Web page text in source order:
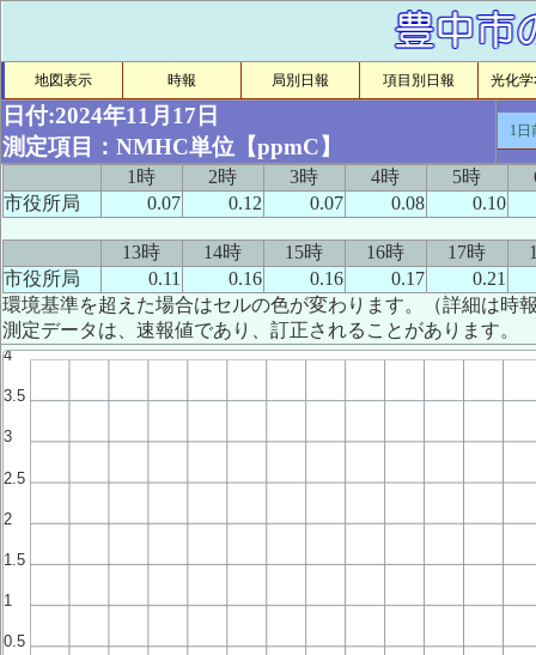
地図表示 時報 局別日報 項目別日報 光化学
日付:2024年11月17日
測定項目：NMHC単位【ppmC】
1日
1時 2時 3時 4時 5時
市役所局
0.07 0.12 0.07 0.08 0.10
13時 14時 15時 16時 17時
市役所局
0.11 0.16 0.16 0.17
0.21
環境基準を超えた場合はセルの色が変わります。（詳細は時
測定データは、速報値であり、訂正されることがあります。